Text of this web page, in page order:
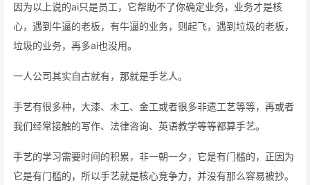
因为以上说的ai只是员工，它帮助不了你确定业务，业务才是核
心，遇到牛逼的老板，有牛逼的业务，则起飞，遇到垃圾的老板，
垃圾的业务，再多ai也没用。
一人公司其实自古就有，那就是手艺人。
手艺有很多种，大漆、木工、金工或者很多非遗工艺等等，再或者
我们经常接触的写作、法律咨询、英语教学等等都算手艺。
手艺的学习需要时间的积累，非一朝一夕，它是有门槛的，正因为
它是有门槛的，所以手艺就是核心竞争力，并没有那么容易被抄。